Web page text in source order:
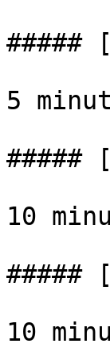
5
#####
10
#####
10